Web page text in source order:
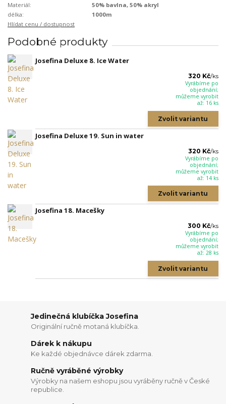
Materiál:
50% bavlna, 50% akryl
délka:
1000m
Hlídat cenu / dostupnost
Podobné produkty
Josefina Deluxe 8. Ice Water
320 Kč/ks
Vyrábíme po
objednání;
můžeme vyrobit
až: 16 ks
Zvolit variantu
Josefina Deluxe 19. Sun in water
320 Kč/ks
Vyrábíme po
objednání;
můžeme vyrobit
až: 14 ks
Zvolit variantu
Josefina 18. Macešky
300 Kč/ks
Vyrábíme po
objednání;
můžeme vyrobit
až: 28 ks
Zvolit variantu
Jedinečná klubíčka Josefina
Originální ručně motaná klubíčka.
Dárek k nákupu
Ke každé objednávce dárek zdarma.
Ručně vyráběné výrobky
Výrobky na našem eshopu jsou vyráběny ručně v České
republice.